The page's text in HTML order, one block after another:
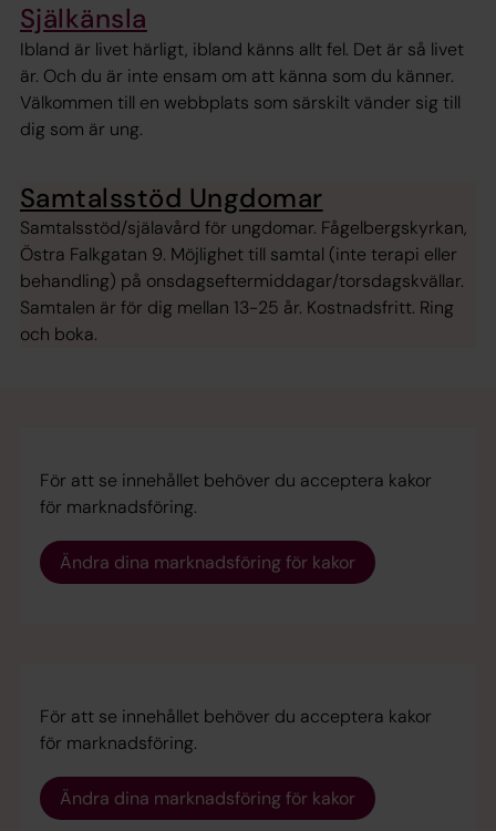
Själkänsla
Ibland är livet härligt, ibland känns allt fel. Det är så livet
är. Och du är inte ensam om att känna som du känner.
Välkommen till en webbplats som särskilt vänder sig till
dig som är ung.
Samtalsstöd Ungdomar
Samtalsstöd/själavård för ungdomar. Fågelbergskyrkan,
Östra Falkgatan 9. Möjlighet till samtal (inte terapi eller
behandling) på onsdagseftermiddagar/torsdagskvällar.
Samtalen är för dig mellan 13-25 år. Kostnadsfritt. Ring
och boka.
För att se innehållet behöver du acceptera kakor
för marknadsföring.
Ändra dina marknadsföring för kakor
För att se innehållet behöver du acceptera kakor
för marknadsföring.
Ändra dina marknadsföring för kakor